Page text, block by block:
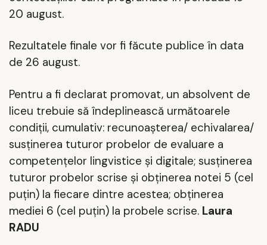
20 august.
Rezultatele finale vor fi făcute publice în data
de 26 august.
Pentru a fi declarat promovat, un absolvent de
liceu trebuie să îndeplinească următoarele
condiţii, cumulativ: recunoaşterea/ echivalarea/
susţinerea tuturor probelor de evaluare a
competenţelor lingvistice şi digitale; susţinerea
tuturor probelor scrise şi obţinerea notei 5 (cel
puţin) la fiecare dintre acestea; obţinerea
mediei 6 (cel puţin) la probele scrise. Laura
RADU